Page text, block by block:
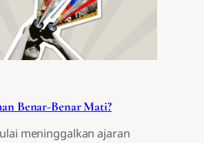
Benar-Benar Mati?
meninggalkan ajaran